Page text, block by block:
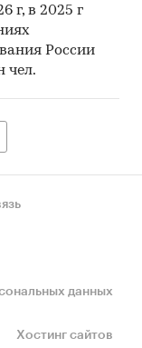
г, в 2025 г
России
чел.
данных
Хостинг сайтов